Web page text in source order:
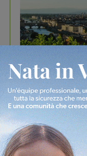
In vetrina 6 Agosto
Gita di famiglia
divertire i tuoi